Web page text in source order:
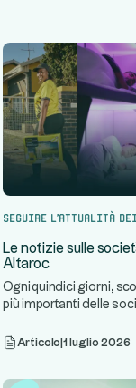
Seguire l'attualità
Le notizie sulle
Altaroc
Ogni quindici giorni,
più importanti delle
Articolo 1 luglio 2026